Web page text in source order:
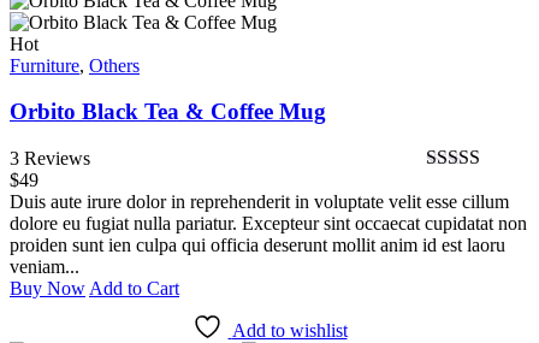
Hot
Furniture, Others
Orbito Black Tea & Coffee Mug
mit4.67von
5
3 Reviews
$49
Duis aute irure dolor in reprehenderit in voluptate velit esse cillum
dolore eu fugiat nulla pariatur. Excepteur sint occaecat cupidatat non
proiden sunt ien culpa qui officia deserunt mollit anim id est laoru
veniam...
Buy Now Add to Cart
Add to wishlist